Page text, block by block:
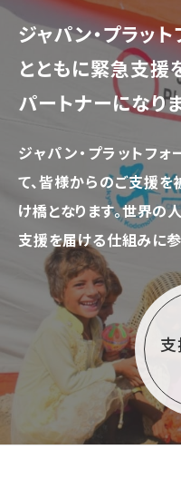
ジャパン・プラッ
とともに緊急支援
パートナーになり
ジャパン・プラットフ
て、皆様からのご支援
け橋となります。世界の
支援を届ける仕組みに